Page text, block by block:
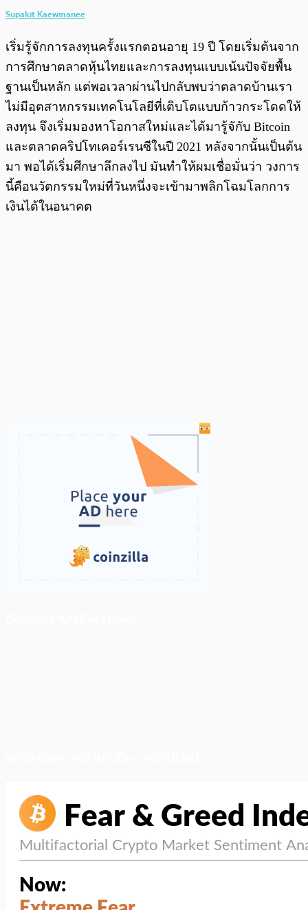
Supakit Kaewmanee
เริ่มรู้จักการลงทุนครั้งแรกตอนอายุ 19 ปี โดยเริ่มต้นจาก
การศึกษาตลาดหุ้นไทยและการลงทุนแบบเน้นปัจจัยพื้น
ฐานเป็นหลัก แต่พอเวลาผ่านไปกลับพบว่าตลาดบ้านเรา
ไม่มีอุตสาหกรรมเทคโนโลยีที่เติบโตแบบก้าวกระโดดให้
ลงทุน จึงเริ่มมองหาโอกาสใหม่และได้มารู้จักับ Bitcoin
และตลาดคริปโทเคอร์เรนซีในปี 2021 หลังจากนั้นเป็นต้น
มา พอได้เริ่มศึกษาลึกลงไป มันทำให้ผมเชื่อมั่นว่า วงการ
นี้คือนวัตกรรมใหม่ที่วันหนึ่งจะเข้ามาพลิกโฉมโลกการ
เงินได้ในอนาคต